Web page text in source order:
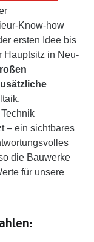
Know-how
ersten Idee bis
Hauptsitz in Neu-
– ein sichtbares
die Bauwerke
für unsere